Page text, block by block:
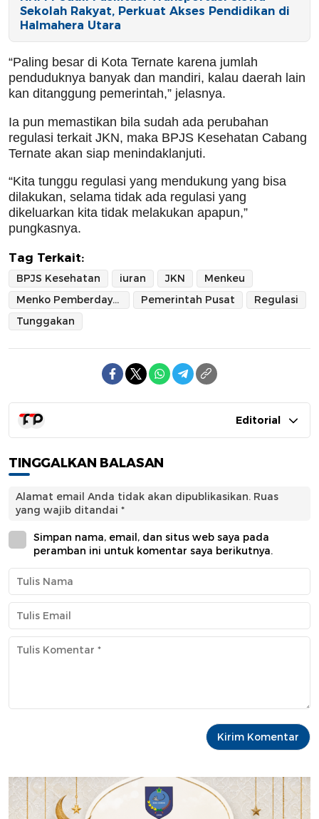
Sekolah Rakyat, Perkuat Akses Pendidikan di
Halmahera Utara
“Paling besar di Kota Ternate karena jumlah
penduduknya banyak dan mandiri, kalau daerah lain
kan ditanggung pemerintah,” jelasnya.
Ia pun memastikan bila sudah ada perubahan
regulasi terkait JKN, maka BPJS Kesehatan Cabang
Ternate akan siap menindaklanjuti.
“Kita tunggu regulasi yang mendukung yang bisa
dilakukan, selama tidak ada regulasi yang
dikeluarkan kita tidak melakukan apapun,”
pungkasnya.
Tag Terkait:
BPJS Kesehatan iuran JKN
Menkeu
Menko Pemberdayaan Masyarakat
Pemerintah Pusat
Regulasi
Tunggakan
Editorial
TINGGALKAN BALASAN
Alamat email Anda tidak akan dipublikasikan. Ruas
yang wajib ditandai *
Simpan nama, email, dan situs web saya pada
peramban ini untuk komentar saya berikutnya.